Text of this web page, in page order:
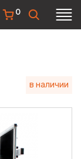
0
в наличии